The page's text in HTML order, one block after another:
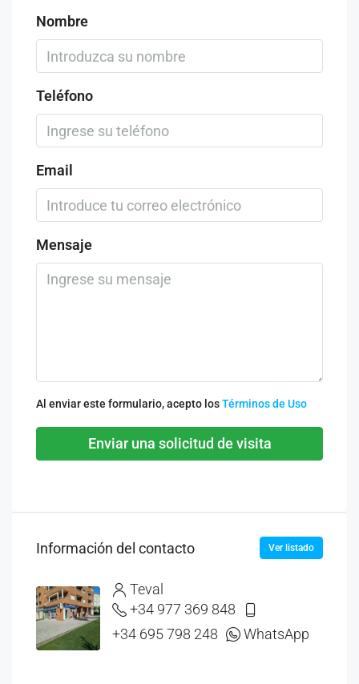
Nombre
Teléfono
Email
Mensaje
Al enviar este formulario, acepto losTérminos de Uso
Enviar una solicitud de visita
Información del contacto Ver listado
Teval
+34 977 369 848
+34 695 798 248
WhatsApp